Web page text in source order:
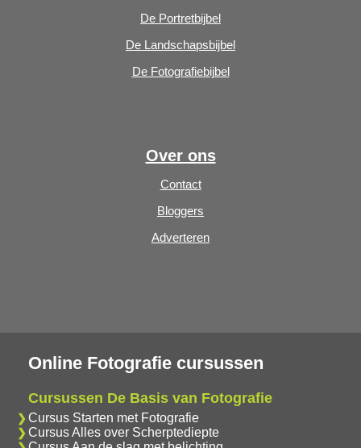
De Portretbijbel
De Landschapsbijbel
De Fotografiebijbel
Over ons
Contact
Bloggers
Adverteren
Online Fotografie cursussen
Cursussen De Basis van Fotografie
Cursus Starten met Fotografie
Cursus Alles over Scherptediepte